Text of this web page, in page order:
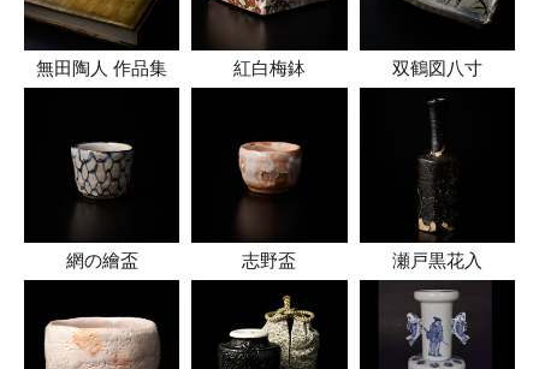
無田陶人 作品集 紅白梅鉢 双鶴図八寸
網の繪盃 志野盃 瀬戸黒花入